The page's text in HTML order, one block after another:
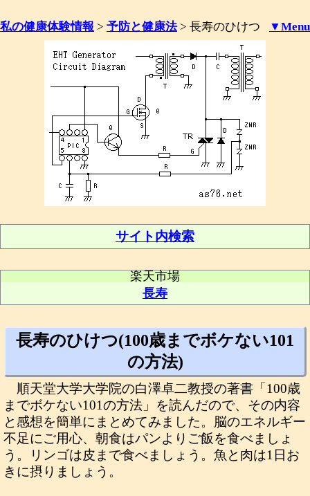
私の健康体験情報 > 予防と健康法> 長寿のひけつ ▼Menu
サイト内検索
楽天市場
長寿
長寿のひけつ(100歳までボケない101
の方法)
順天堂大学大学院の白澤卓二教授の著書「100歳
までボケない101の方法」を読んだので、その内容
と感想を簡単にまとめてみました。脳のエネルギー
不足にご用心、朝食はパンよりご飯を食べましょ
う。リンゴは皮まで食べましょう。魚と肉は1日お
きに摂りましょう。